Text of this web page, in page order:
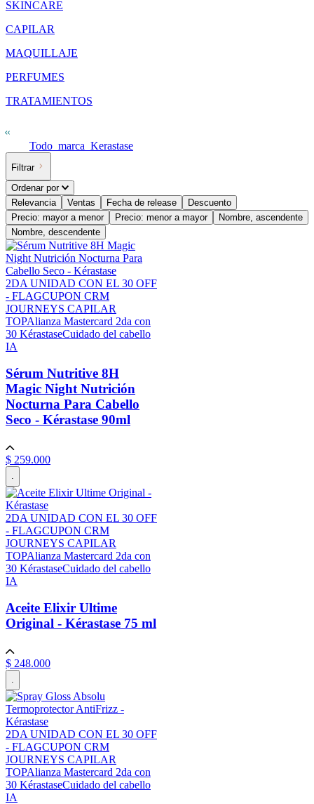
SKINCARE
CAPILAR
MAQUILLAJE
PERFUMES
TRATAMIENTOS
Todo_marca_Kerastase
Filtrar
Ordenar por
Relevancia
Ventas Fecha de release
Descuento
Precio: mayor a menor
Precio: menor a mayor
Nombre, ascendente
Nombre, descendente
2DA UNIDAD CON EL 30 OFF
- FLAGCUPON CRM
JOURNEYS CAPILAR
TOPAlianza Mastercard 2da con
30 KérastaseCuidado del cabello
IA
Sérum Nutritive 8H
Magic Night Nutrición
Nocturna Para Cabello
Seco - Kérastase 90ml
$ 259.000
.
2DA UNIDAD CON EL 30 OFF
- FLAGCUPON CRM
JOURNEYS CAPILAR
TOPAlianza Mastercard 2da con
30 KérastaseCuidado del cabello
IA
Aceite Elixir Ultime
Original - Kérastase 75 ml
$ 248.000
.
2DA UNIDAD CON EL 30 OFF
- FLAGCUPON CRM
JOURNEYS CAPILAR
TOPAlianza Mastercard 2da con
30 KérastaseCuidado del cabello
IA